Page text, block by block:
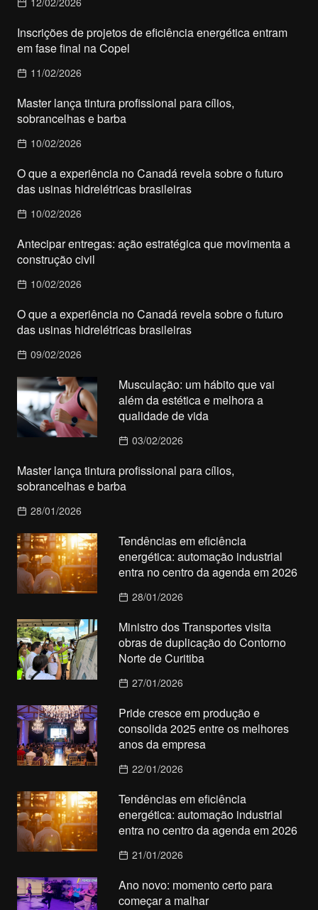
Inscrições de projetos de eficiência energética entram
em fase final na Copel
11/02/2026
Master lança tintura profissional para cílios,
sobrancelhas e barba
10/02/2026
O que a experiência no Canadá revela sobre o futuro
das usinas hidrelétricas brasileiras
10/02/2026
Antecipar entregas: ação estratégica que movimenta a
construção civil
10/02/2026
O que a experiência no Canadá revela sobre o futuro
das usinas hidrelétricas brasileiras
09/02/2026
Musculação: um hábito que vai
além da estética e melhora a
qualidade de vida
03/02/2026
Master lança tintura profissional para cílios,
sobrancelhas e barba
28/01/2026
Tendências em eficiência
energética: automação industrial
entra no centro da agenda em 2026
28/01/2026
Ministro dos Transportes visita
obras de duplicação do Contorno
Norte de Curitiba
27/01/2026
Pride cresce em produção e
consolida 2025 entre os melhores
anos da empresa
22/01/2026
Tendências em eficiência
energética: automação industrial
entra no centro da agenda em 2026
21/01/2026
Ano novo: momento certo para
começar a malhar